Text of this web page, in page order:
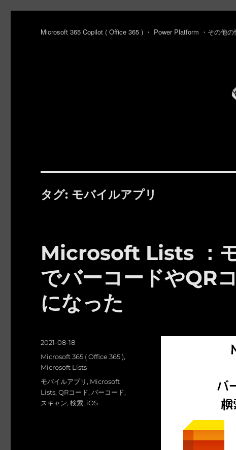
Microsoft 365 Copilot ( Office 365 ) ・ Power Platform ・その他
タグ: モバイルアプリ
Microsoft Lists ：モ
でバーコードやQR
になった
投
日:
2021-08-18
カ
テ
リ
Microsoft 365 ( Office 365 ),
Microsoft Lists
タ
グ
モバイルアプリ , Microsoft
Lists,QRコード,バーコード,
スキャン,検索, iOS